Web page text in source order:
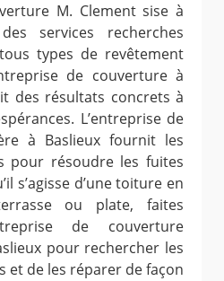
M. Clement sise à
services recherches
types de revêtement
de couverture à
des résultats concrets à
L’entreprise de
à Baslieux fournit les
pour résoudre les fuites
s’agisse d’une toiture en
ou plate, faites
de couverture
pour rechercher les
et de les réparer de façon